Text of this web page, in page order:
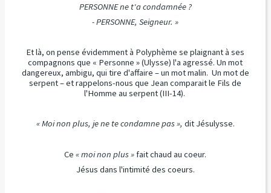
PERSONNE ne t'a condamnée ?
- PERSONNE, Seigneur. »
Et là, on pense évidemment à Polyphème se plaignant à ses
compagnons que « Personne » (Ulysse) l'a agressé. Un mot
dangereux, ambigu, qui tire d'affaire – un mot malin. Un mot de
serpent – et rappelons-nous que Jean comparait le Fils de
l'Homme au serpent (III-14).
« Moi non plus, je ne te condamne pas », dit Jésulysse.
Ce« moi non plus »fait chaud au coeur.
Jésus dans l'intimité des coeurs.